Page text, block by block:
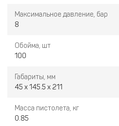
Максимальное давление, бар
8
Обойма, шт
100
Габариты, мм
45 х 145.5 х 211
Масса пистолета, кг
0.85